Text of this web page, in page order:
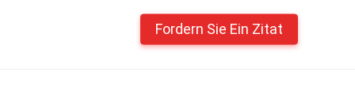
Fordern Sie Ein Zitat